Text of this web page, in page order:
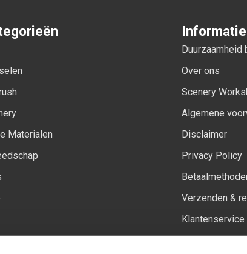
Materialen
Informatie
Duurzaamheid
Over ons
Scenery
Algemene
Disclaimer
Privacy Policy
Verzenden &
Klantenservice